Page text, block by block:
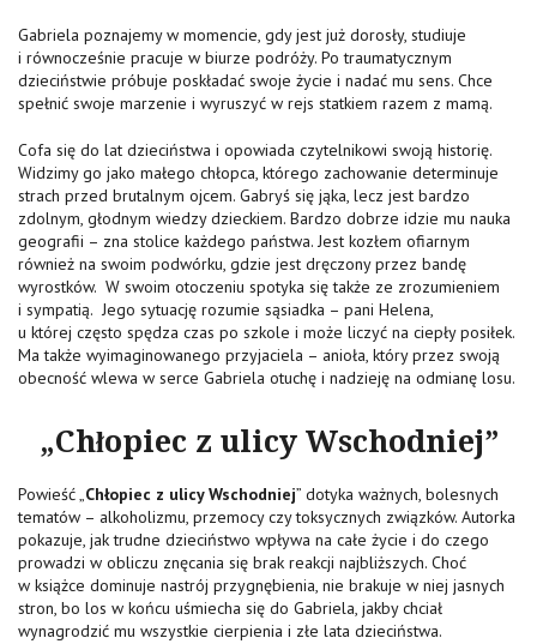
Gabriela poznajemy w momencie, gdy jest już dorosły, studiuje
i równocześnie pracuje w biurze podróży. Po traumatycznym
dzieciństwie próbuje poskładać swoje życie i nadać mu sens. Chce
spełnić swoje marzenie i wyruszyć w rejs statkiem razem z mamą.
Cofa się do lat dzieciństwa i opowiada czytelnikowi swoją historię.
Widzimy go jako małego chłopca, którego zachowanie determinuje
strach przed brutalnym ojcem. Gabryś się jąka, lecz jest bardzo
zdolnym, głodnym wiedzy dzieckiem. Bardzo dobrze idzie mu nauka
geografii – zna stolice każdego państwa. Jest kozłem ofiarnym
również na swoim podwórku, gdzie jest dręczony przez bandę
wyrostków. W swoim otoczeniu spotyka się także ze zrozumieniem
i sympatią. Jego sytuację rozumie sąsiadka – pani Helena,
u której często spędza czas po szkole i może liczyć na ciepły posiłek.
Ma także wyimaginowanego przyjaciela – anioła, który przez swoją
obecność wlewa w serce Gabriela otuchę i nadzieję na odmianę losu.
„Chłopiec z ulicy Wschodniej”
Powieść „Chłopiec z ulicy Wschodniej” dotyka ważnych, bolesnych
tematów – alkoholizmu, przemocy czy toksycznych związków. Autorka
pokazuje, jak trudne dzieciństwo wpływa na całe życie i do czego
prowadzi w obliczu znęcania się brak reakcji najbliższych. Choć
w książce dominuje nastrój przygnębienia, nie brakuje w niej jasnych
stron, bo los w końcu uśmiecha się do Gabriela, jakby chciał
wynagrodzić mu wszystkie cierpienia i złe lata dzieciństwa.